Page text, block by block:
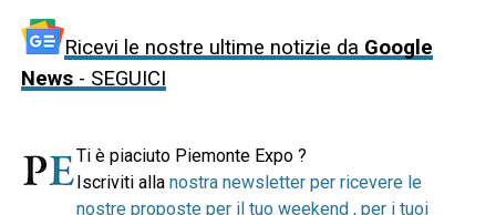
Ricevi le nostre ultime notizie da Google
News- SEGUICI
Ti è piaciuto Piemonte Expo ?
Iscriviti alla nostra newsletter per ricevere le
nostre proposte per il tuo weekend , per i tuoi